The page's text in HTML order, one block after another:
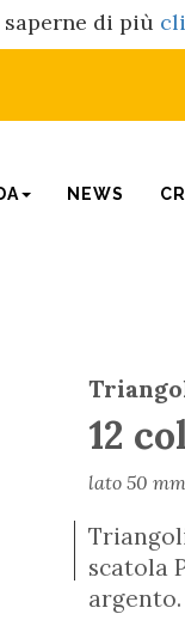
di più
NEWS
12
lato 50 mm
scatola
argento.